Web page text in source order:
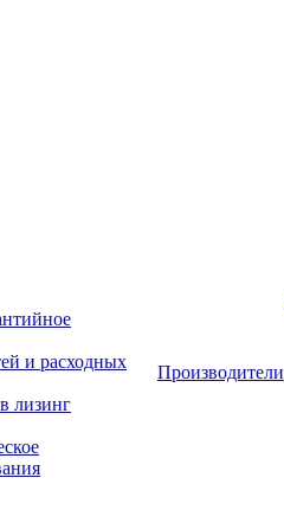
и расходных
лизинг
Производители